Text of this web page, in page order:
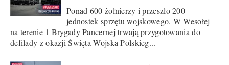
Ponad 600 żołnierzy i przeszło 200
jednostek sprzętu wojskowego. W Wesołej
na terenie 1 Brygady Pancernej trwają przygotowania do
defilady z okazji Święta Wojska Polskieg...